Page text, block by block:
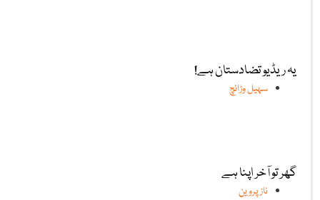
یہ ریڈیو تضادستان ہے!
سہیل وڑائچ
گھر تو آخر اپنا ہے
ناز پروین